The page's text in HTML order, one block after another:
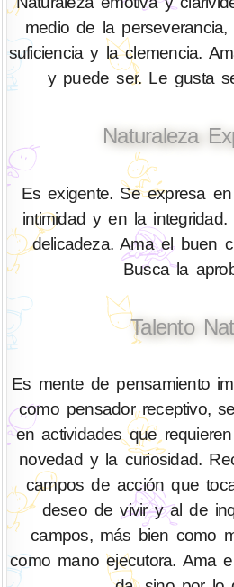
medio de la
suficiencia y la clemencia.
y puede ser. Le gusta
Naturaleza
Es exigente. Se expresa
intimidad y en la
delicadeza. Ama el buen
Busca la
Talento
Es mente de pensamiento
como pensador receptivo,
en actividades que
novedad y la curiosidad.
campos de acción que
deseo de vivir y al de
campos, más bien como
como mano ejecutora. Ama